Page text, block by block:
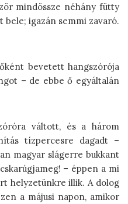
mindössze néhány fütty
bele; igazán semmi zavaró.
bevetett hangszórója
– de ebbe ő egyáltalán
váltott, és a három
tízpercesre dagadt –
magyar slágerre bukkant
– éppen a mi
helyzetünkre illik. A dolog
a májusi napon, amikor